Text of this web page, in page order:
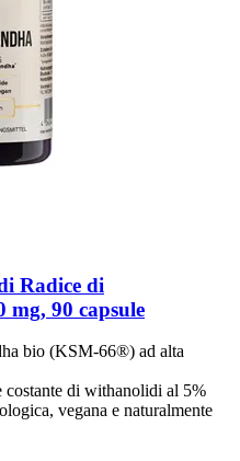
Radice di
mg, 90 capsule
bio (KSM-66®) ad alta
costante di withanolidi al 5%
vegana e naturalmente